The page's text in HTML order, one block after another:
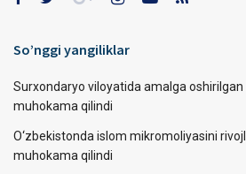
So’nggi yangiliklar
Surxondaryo viloyatida amalga
muhokama qilindi
O‘zbekistonda islom mikromoliyasini
muhokama qilindi